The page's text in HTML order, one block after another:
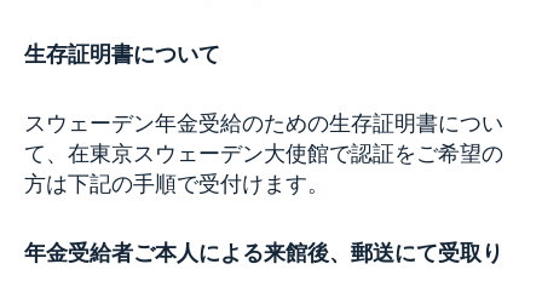
生存証明書について
スウェーデン年金受給のための生存証明書につい
て、在東京スウェーデン大使館で認証をご希望の
方は下記の手順で受付けます。
年金受給者ご本人による来館後、郵送にて受取り